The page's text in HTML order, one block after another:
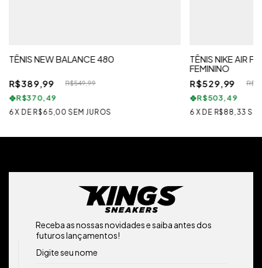
TÊNIS NEW BALANCE 480
R$389,99 R$549,99
R$370,49
6X DE R$65,00 SEM JUROS
TÊNIS NIKE AIR
FEMININO
R$529,99
R$503,49
6 X DE R$88,33
Receba as nossas novidades e saiba antes dos
futuros lançamentos!